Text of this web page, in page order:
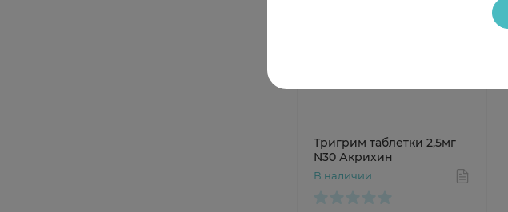
Тригрим таблетки 2,5мг
N30 Акрихин
В наличии